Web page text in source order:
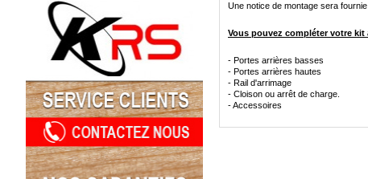
Une notice de montage sera fournie
Vous pouvez compléter votre
- Portes arrières basses
- Portes arrières hautes
- Rail d'arrimage
- Cloison ou arrêt de charge.
- Accessoires